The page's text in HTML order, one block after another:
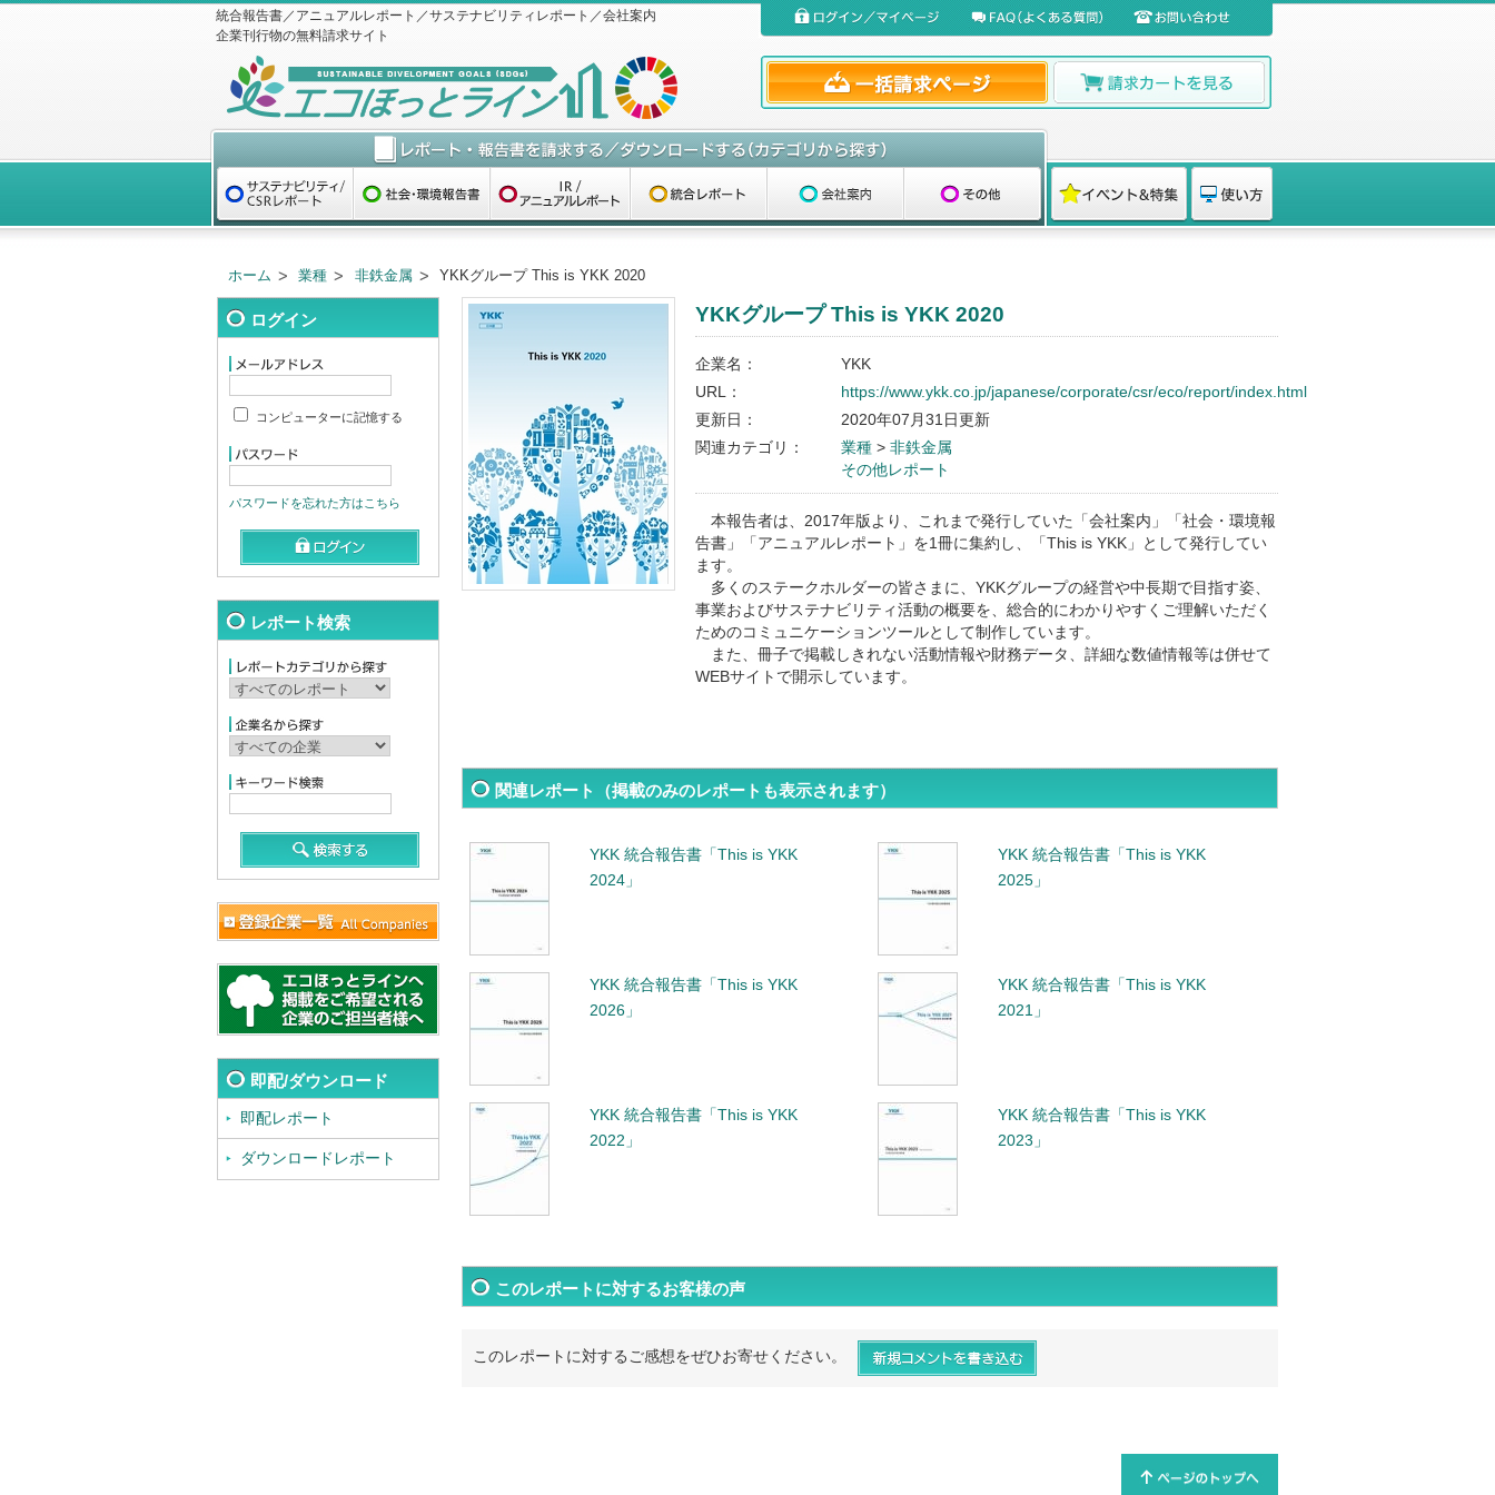
統合報告書／アニュアルレポート／サステナビリティレポート／会社案内
企業刊行物の無料請求サイト
ホーム 業種 非鉄金属 YKKグループ This is YKK 2020
ログイン
コンピューターに記憶する
パスワードを忘れた方はこちら
レポート検索
即配/ダウンロード
即配レポート
ダウンロードレポート
YKKグループ This is YKK 2020
企業名：
YKK
URL：
https://www.ykk.co.jp/japanese/corporate/csr/eco/report/index.html
更新日：
2020年07月31日更新
関連カテゴリ：
業種> 非鉄金属
その他レポート
本報告者は、2017年版より、これまで発行していた「会社案内」「社会・環境報
告書」「アニュアルレポート」を1冊に集約し、「This is YKK」として発行してい
ます。
多くのステークホルダーの皆さまに、YKKグループの経営や中長期で目指す姿、
事業およびサステナビリティ活動の概要を、総合的にわかりやすくご理解いただく
ためのコミュニケーションツールとして制作しています。
また、冊子で掲載しきれない活動情報や財務データ、詳細な数値情報等は併せて
WEBサイトで開示しています。
関連レポート（掲載のみのレポートも表示されます）
YKK 統合報告書「This is YKK
2024」
YKK 統合報告書「This is YKK
2025」
YKK 統合報告書「This is YKK
2026」
YKK 統合報告書「This is YKK
2021」
YKK 統合報告書「This is YKK
2022」
YKK 統合報告書「This is YKK
2023」
このレポートに対するお客様の声
このレポートに対するご感想をぜひお寄せください。